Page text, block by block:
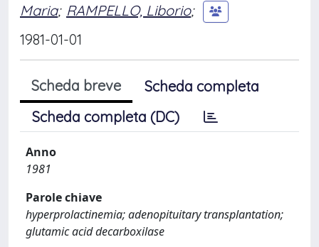
Maria; RAMPELLO, Liborio;
1981-01-01
Scheda breve
Scheda completa
Scheda completa (DC)
Anno
1981
Parole chiave
hyperprolactinemia; adenopituitary transplantation;
glutamic acid decarboxilase